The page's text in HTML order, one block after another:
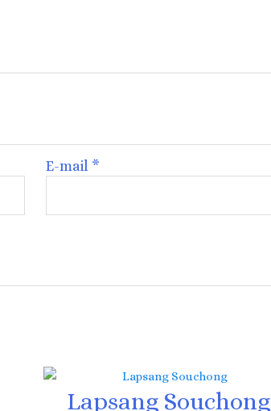
E-mail *
Lapsang Souchong